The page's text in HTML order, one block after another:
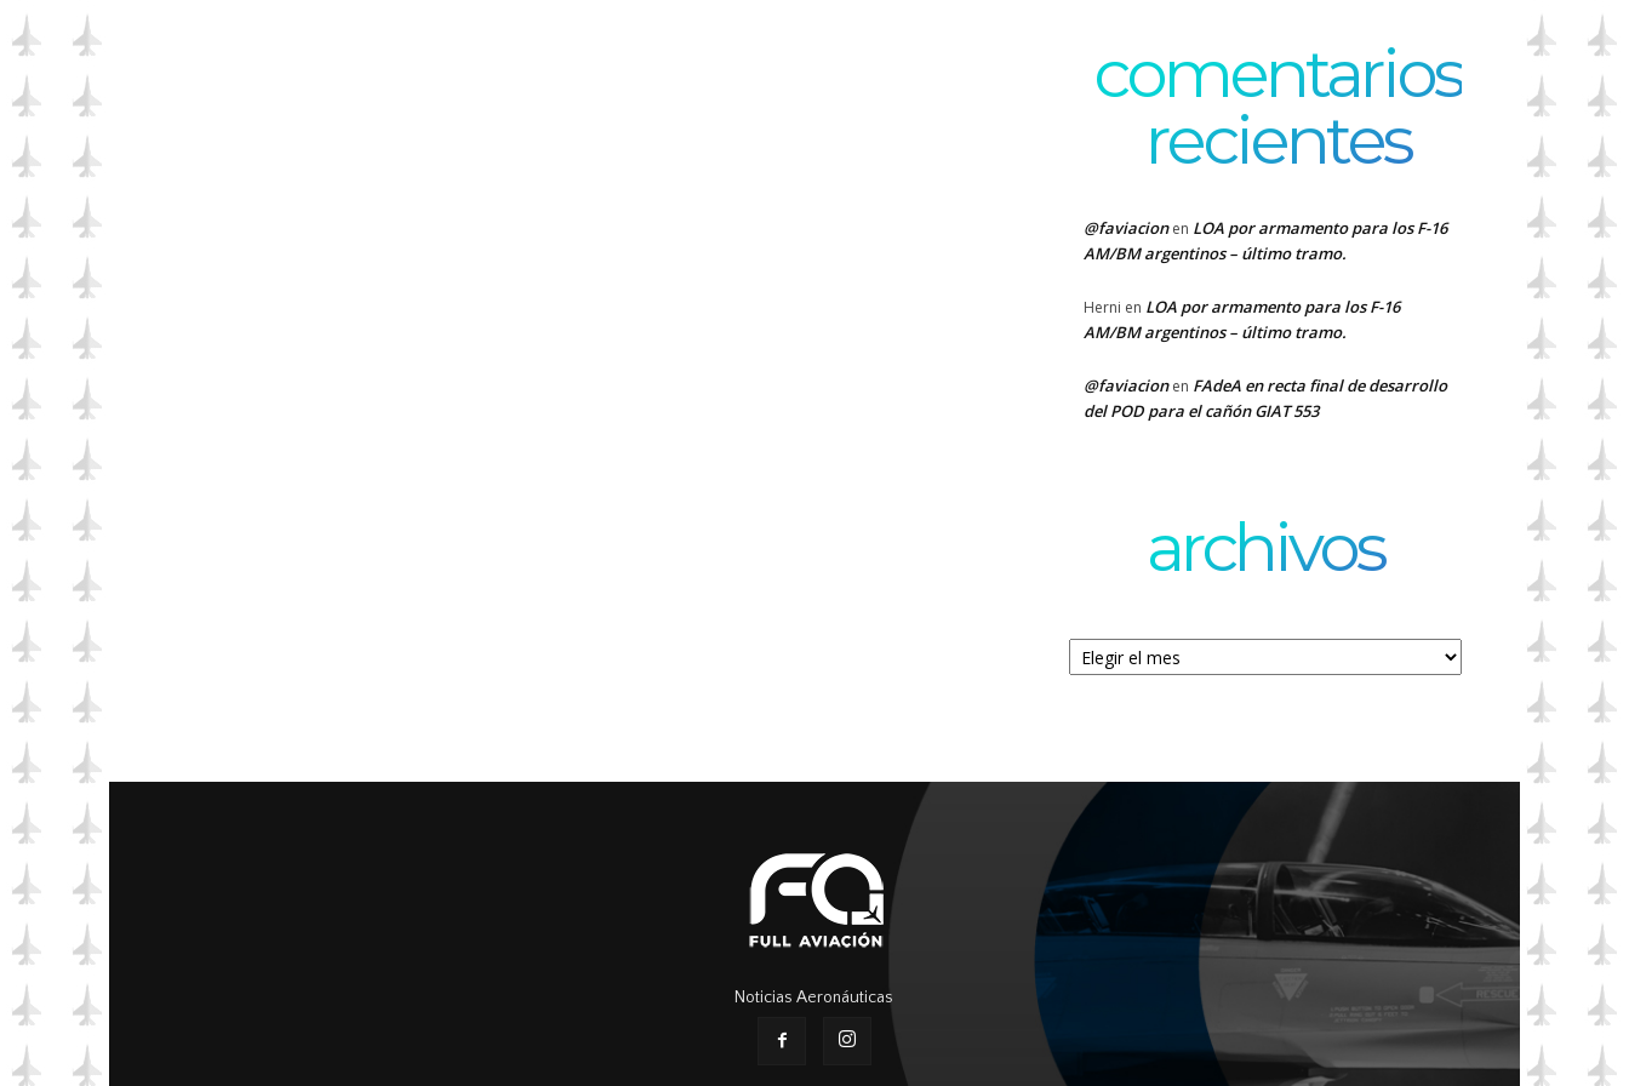
comentarios
recientes
@faviacionen LOA por armamento para los F-16
AM/BM argentinos – último tramo.
Herni en LOA por armamento para los F-16
AM/BM argentinos – último tramo.
@faviacionen FAdeA en recta final de desarrollo
del POD para el cañón GIAT 553
archivos
Archivos
Noticias Aeronáuticas